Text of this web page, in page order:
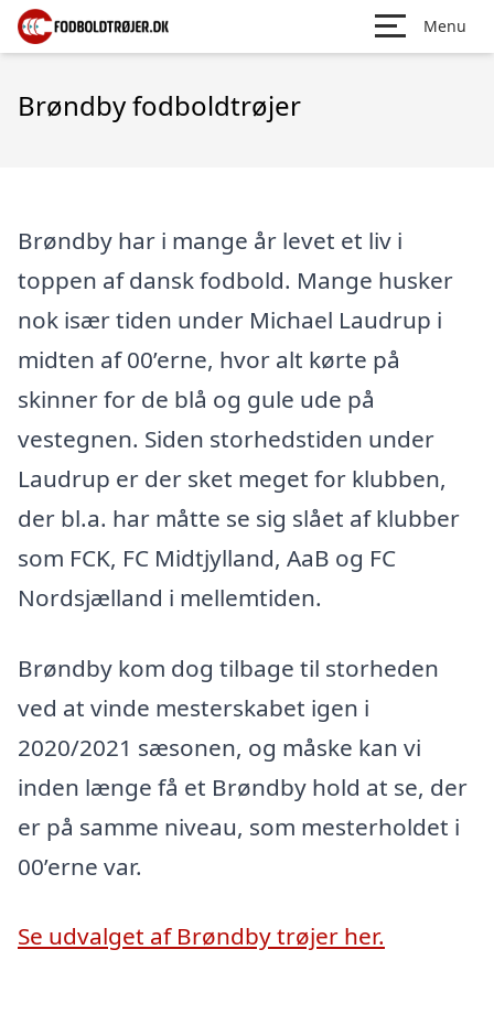
Menu
Brøndby fodboldtrøjer
Brøndby har i mange år levet et liv i
toppen af dansk fodbold. Mange husker
nok især tiden under Michael Laudrup i
midten af 00’erne, hvor alt kørte på
skinner for de blå og gule ude på
vestegnen. Siden storhedstiden under
Laudrup er der sket meget for klubben,
der bl.a. har måtte se sig slået af klubber
som FCK, FC Midtjylland, AaB og FC
Nordsjælland i mellemtiden.
Brøndby kom dog tilbage til storheden
ved at vinde mesterskabet igen i
2020/2021 sæsonen, og måske kan vi
inden længe få et Brøndby hold at se, der
er på samme niveau, som mesterholdet i
00’erne var.
Se udvalget af Brøndby trøjer her.